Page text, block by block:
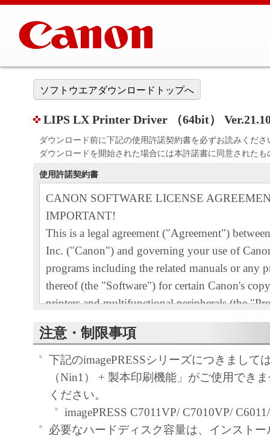
ソフトウエアダウンロードトップへ
LIPS LX Printer Driver （64bit）
ダウンロード前に下記の使用許諾契約書を必ずお読みくださ
ダウンロードを開始された場合には本許諾書に同意された
使用許諾契約書
CANON SOFTWARE LICENSE
IMPORTANT!
This is a legal agreement ("Agreement")
Inc. ("Canon") and governing your use of
programs including the related manuals or any
thereof (the "Software") for certain Canon's
printers and multifunctional peripherals (the
READ CAREFULLY AND UNDERSTAND
RIGHTS AND RESTRICTIONS
AGREEMENT BEFORE INSTALLING THE
CLICKING THE BUTTON INDICATING
ACCEPTANCE AS STATED BELOW OR
SOFTWARE, YOU AGREE TO BE BOUND
AND CONDITIONS OF THIS
注意・制限事項
下記のimagePRESSシリーズにつきまして
（Nin1） + 製本印刷機能」がご使用でき
ください。
imagePRESS C7011VP/ C7010VP/
必要なハードディスク容量は、インスト